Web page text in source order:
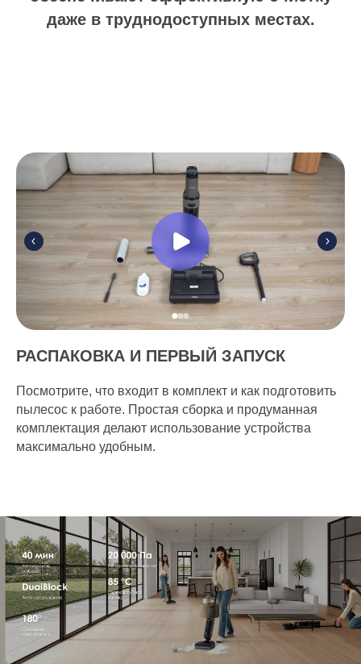
даже в труднодоступных местах.
РАСПАКОВКА И ПЕРВЫЙ ЗАПУСК
Посмотрите, что входит в комплект и как подготовить
пылесос к работе. Простая сборка и продуманная
комплектация делают использование устройства
максимально удобным.